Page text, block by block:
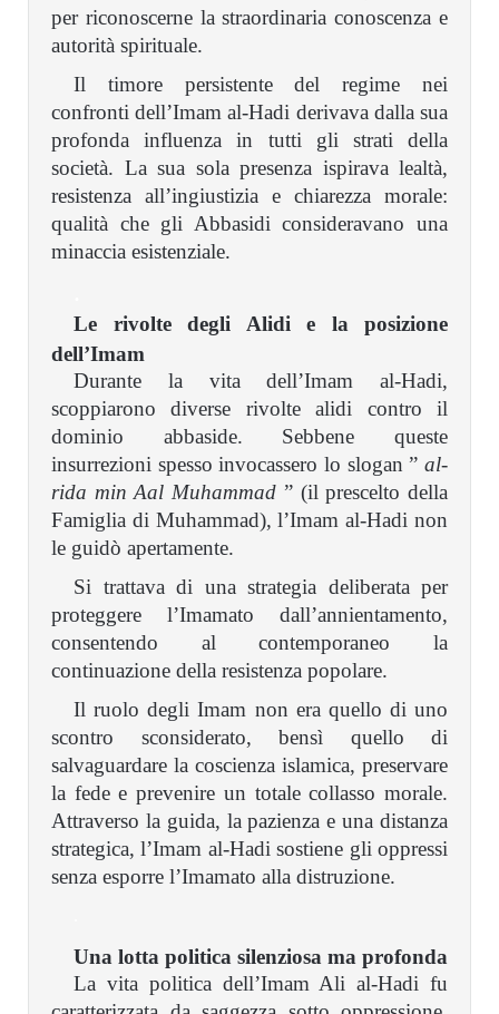
per riconoscerne la straordinaria conoscenza e
autorità spirituale.
Il timore persistente del regime nei
confronti dell’Imam al-Hadi derivava dalla sua
profonda influenza in tutti gli strati della
società. La sua sola presenza ispirava lealtà,
resistenza all’ingiustizia e chiarezza morale:
qualità che gli Abbasidi consideravano una
minaccia esistenziale.
Le rivolte degli Alidi e la posizione
dell’Imam
Durante la vita dell’Imam al-Hadi,
scoppiarono diverse rivolte alidi contro il
dominio abbaside. Sebbene queste
insurrezioni spesso invocassero lo slogan ” al-
rida min Aal Muhammad ” (il prescelto della
Famiglia di Muhammad), l’Imam al-Hadi non
le guidò apertamente.
Si trattava di una strategia deliberata per
proteggere l’Imamato dall’annientamento,
consentendo al contemporaneo la
continuazione della resistenza popolare.
Il ruolo degli Imam non era quello di uno
scontro sconsiderato, bensì quello di
salvaguardare la coscienza islamica, preservare
la fede e prevenire un totale collasso morale.
Attraverso la guida, la pazienza e una distanza
strategica, l’Imam al-Hadi sostiene gli oppressi
senza esporre l’Imamato alla distruzione.
Una lotta politica silenziosa ma profonda
La vita politica dell’Imam Ali al-Hadi fu